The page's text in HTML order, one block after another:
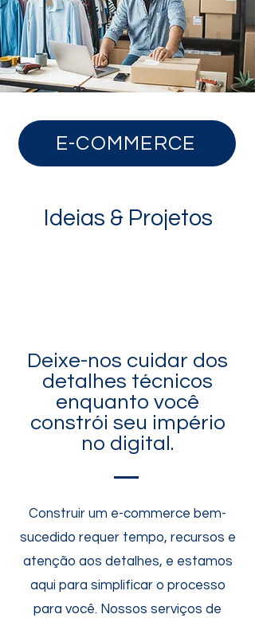
E-COMMERCE
Ideias & Projetos
Deixe-nos cuidar dos
detalhes técnicos
enquanto você
constrói seu império
no digital.
Construir um e-commerce bem-
sucedido requer tempo, recursos e
atenção aos detalhes, e estamos
aqui para simplificar o processo
para você. Nossos serviços de